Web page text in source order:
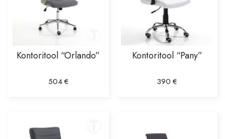
Kontoritool “Orlando”
504€
Kontoritool “Pany”
390€